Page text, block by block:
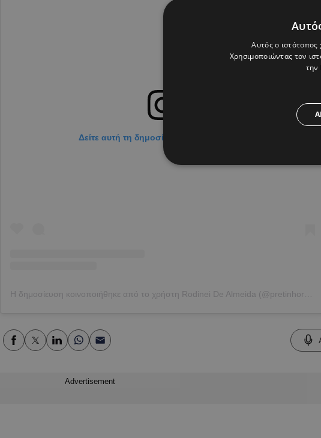
Δείτε αυτή τη δημοσίευση στο Instagram.
Η δημοσίευση κοινοποιήθηκε από το χρήστη Rodinei De Almeida (@pretinhorodi_oficial)
Advertisement
Αυτός ο ιστότοπος
Χρησιμοποιώντας τον
την